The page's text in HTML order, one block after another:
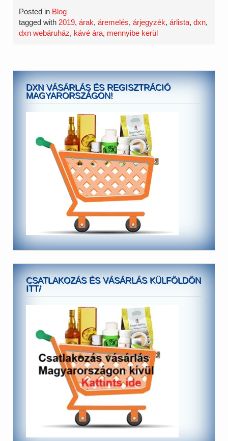
Posted in Blog
tagged with 2019,árak,áremelés,árjegyzék,árlista,dxn,
dxn webáruház, kávé ára, mennyibe kerül
DXN VÁSÁRLÁS ÉS REGISZTRÁCIÓ
MAGYARORSZÁGON!
CSATLAKOZÁS ÉS VÁSÁRLÁS KÜLFÖLDÖN
ITT/